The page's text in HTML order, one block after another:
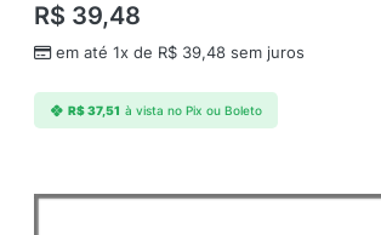
R$ 39,48
em até 1x de R$ 39,48 sem juros
R$37,51 à vista no Pix ou Boleto